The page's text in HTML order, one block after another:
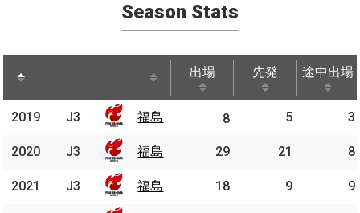
Season Stats
出場 先発 途中出場
途中出場
2019 福島 8 5 3
2020 福島 29 21 8
2021 福島 18 9 9
2019 J3 福島
2020 J3 福島
2021 J3 福島